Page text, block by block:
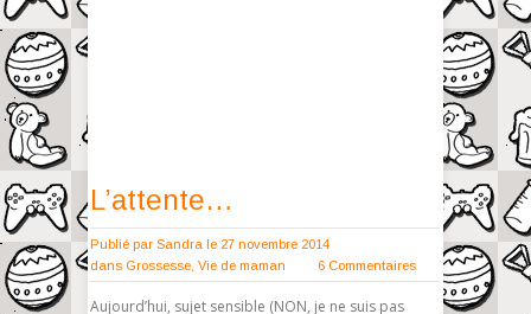
L’attente…
Publié par Sandra le 27 novembre 2014
dans Grossesse Vie de maman 6 Commentaires
Aujourd’hui, sujet sensible (NON, je ne suis pas